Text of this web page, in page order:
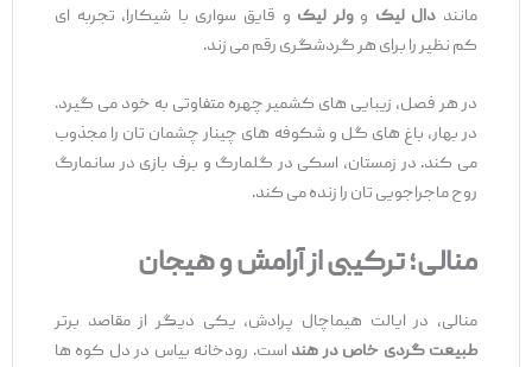
ماننددال لیکوولر لیکو قایق ‌سواری با شیکارا، تجربه ‌ای
کم‌ نظیر را برای هر گردشگری رقم می ‌زند.
در هر فصل، زیبایی ‌های کشمیر چهره متفاوتی به خود می ‌گیرد.
در بهار، باغ ‌های گل و شکوفه ‌های چینار چشمان ‌تان را مجذوب
می ‌کند. در زمستان، اسکی در گلمارگ و برف ‌بازی در سانمارگ
روح ماجراجویی ‌تان را زنده می ‌کند.
منالی؛ ترکیبی از آرامش و هیجان
منالی، در ایالت هیماچال پرادش، یکی دیگر از مقاصد برتر
طبیعت‌ گردی خاص در هنداست. رودخانه بیاس در دل کوه ‌ها